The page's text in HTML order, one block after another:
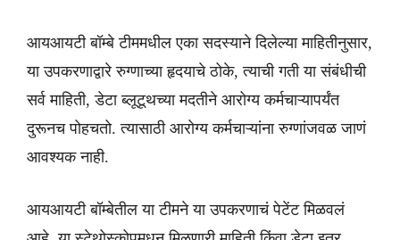
आयआयटी बॉम्बे टीममधील एका सदस्याने दिलेल्या माहितीनुसार,
या उपकरणाद्वारे रुग्णाच्या हृदयाचे ठोके, त्याची गती या संबंधीची
सर्व माहिती, डेटा ब्लूटूथच्या मदतीने आरोग्य कर्मचाऱ्यापर्यंत
दुरूनच पोहचतो. त्यासाठी आरोग्य कर्मचाऱ्यांना रुग्णांजवळ जाणं
आवश्यक नाही.
आयआयटी बॉम्बेतील या टीमने या उपकरणाचं पेटेंट मिळवलं